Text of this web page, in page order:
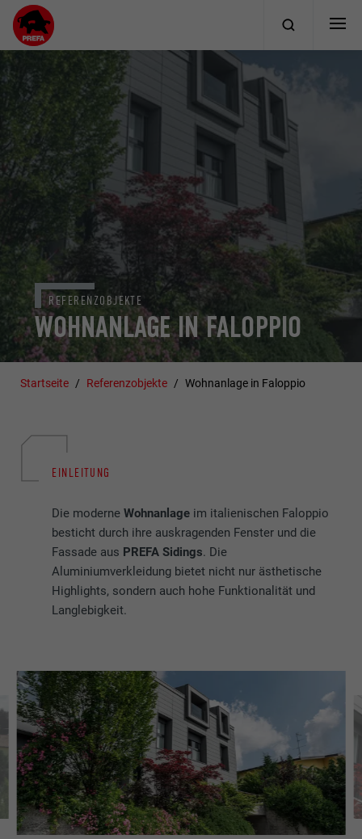
WOHNANLAGE IN FALOPPIO
REFERENZOBJEKTE
Startseite Referenzobjekte Wohnanlage in Faloppio
EINLEITUNG
Die moderneWohnanlage im italienischen Faloppio
besticht durch ihre auskragenden Fenster und die
Fassade aus PREFA Sidings. Die
Aluminiumverkleidung bietet nicht nur ästhetische
Highlights, sondern auch hohe Funktionalität und
Langlebigkeit.